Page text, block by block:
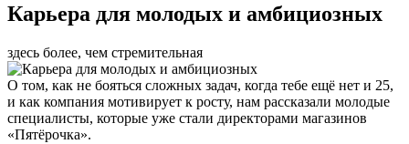
Карьера для молодых и амбициозных
здесь более, чем стремительная
О том, как не бояться сложных задач, когда тебе ещё нет и 25,
и как компания мотивирует к росту, нам рассказали молодые
специалисты, которые уже стали директорами магазинов
«Пятёрочка».